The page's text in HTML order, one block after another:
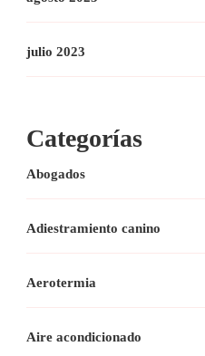
julio 2023
Categorías
Abogados
Adiestramiento canino
Aerotermia
Aire acondicionado